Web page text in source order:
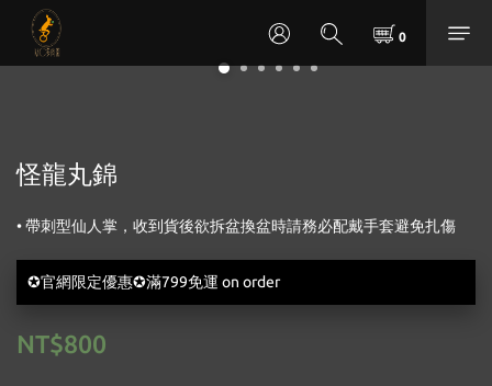
怪龍丸錦
• 帶刺型仙人掌，收到貨後欲拆盆換盆時請務必配戴手套避免扎傷
✪官網限定優惠✪滿799免運 on order
NT$800